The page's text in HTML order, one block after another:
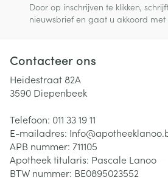
Door op inschrijven te klikken,
nieuwsbrief en gaat u akkoord met
Contacteer ons
Heidestraat 82A
3590 Diepenbeek
Telefoon: 011 33 19 11
E-mailadres: Info@
APB nummer: 711105
Apotheek titularis: Pascale Lanoo
BTW nummer: BE0895023552